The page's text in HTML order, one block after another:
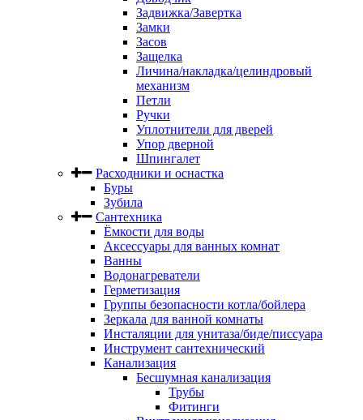
Задвижка/Завертка
Замки
Засов
Защелка
Личина/накладка/целиндровый
механизм
Петли
Ручки
Уплотнители для дверей
Упор дверной
Шпингалет
Расходники и оснастка
Буры
Зубила
Сантехника
Ёмкости для воды
Аксессуары для ванных комнат
Ванны
Водонагреватели
Герметизация
Группы безопасности котла/бойлера
Зеркала для ванной комнаты
Инсталяции для унитаза/биде/писсуара
Инструмент сантехнический
Канализация
Бесшумная канализация
Трубы
Фитинги